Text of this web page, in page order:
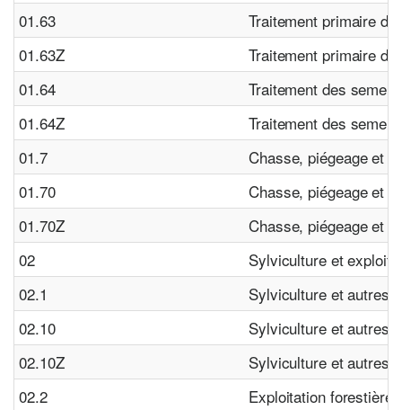
01.63
Traitement primaire
01.63Z
Traitement primaire
01.64
Traitement des
01.64Z
Traitement des
01.7
Chasse, piégeage et
01.70
Chasse, piégeage et
01.70Z
Chasse, piégeage et
02
Sylviculture et
02.1
Sylviculture et autres
02.10
Sylviculture et autres
02.10Z
Sylviculture et autres
02.2
Exploitation forestière